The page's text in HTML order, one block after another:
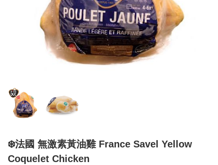
❄️法國 無激素黃油雞 France Savel Yellow
Coquelet Chicken